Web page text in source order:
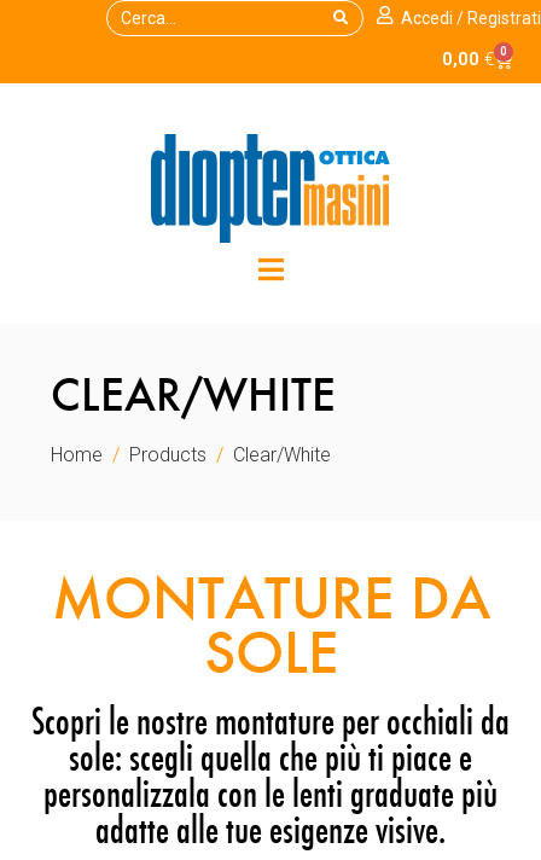
Accedi / Registrati
0,00 € 0
CLEAR/WHITE
Home Products Clear/White
MONTATURE DA
SOLE
Scopri le nostre montature per occhiali da
sole: scegli quella che più ti piace e
personalizzala con le lenti graduate più
adatte alle tue esigenze visive.